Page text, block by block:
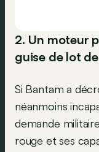
2. Un moteur
guise de lot
Si Bantam a
néanmoins
demande
rouge et ses